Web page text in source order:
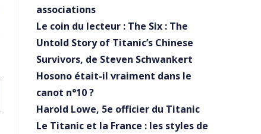
associations
Le coin du lecteur : The Six : The
Untold Story of Titanic’s Chinese
Survivors, de Steven Schwankert
Hosono était-il vraiment dans le
canot n°10 ?
Harold Lowe, 5e officier du Titanic
Le Titanic et la France : les styles de